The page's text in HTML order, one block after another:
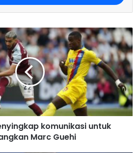
komunikasi untuk
Marc Guehi